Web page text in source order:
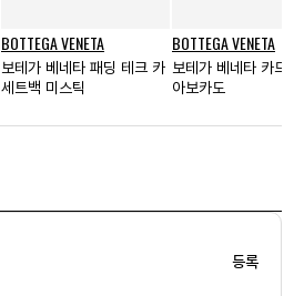
BOTTEGA VENETA
보테가 베네타 패딩 테크 카
세트백 미스틱
BOTTEGA VENETA
보테가 베네타 카드
아보카도
등록